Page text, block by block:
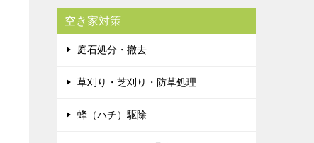
空き家対策
庭石処分・撤去
草刈り・芝刈り・防草処理
蜂（ハチ）駆除